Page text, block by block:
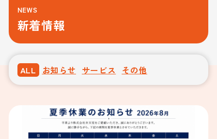
NEWS
新着情報
ALL お知らせ サービス その他